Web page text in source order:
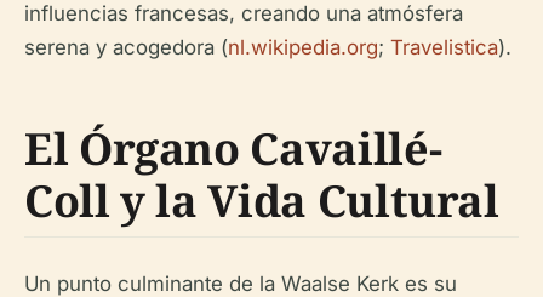
influencias francesas, creando una atmósfera
serena y acogedora (nl.wikipedia.org; Travelistica).
El Órgano Cavaillé-
Coll y la Vida Cultural
Un punto culminante de la Waalse Kerk es su